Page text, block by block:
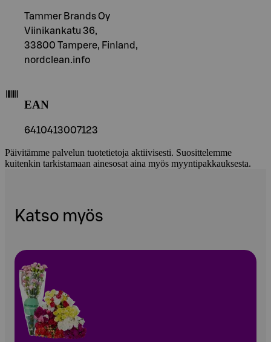
Tammer Brands Oy
Viinikankatu 36,
33800 Tampere, Finland,
nordclean.info
EAN
6410413007123
Päivitämme palvelun tuotetietoja aktiivisesti. Suosittelemme
kuitenkin tarkistamaan ainesosat aina myös myyntipakkauksesta.
Katso myös